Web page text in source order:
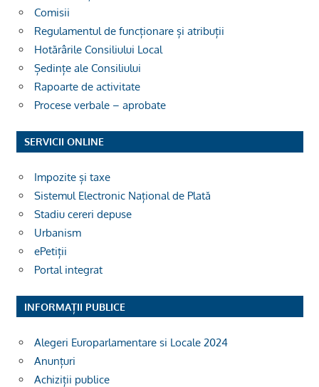
Comisii
Regulamentul de funcționare și atribuții
Hotărârile Consiliului Local
Ședințe ale Consiliului
Rapoarte de activitate
Procese verbale – aprobate
SERVICII ONLINE
Impozite și taxe
Sistemul Electronic Național de Plată
Stadiu cereri depuse
Urbanism
ePetiții
Portal integrat
INFORMAȚII PUBLICE
Alegeri Europarlamentare si Locale 2024
Anunțuri
Achiziții publice